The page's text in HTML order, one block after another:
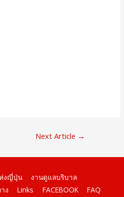
Next Article →
งญี่ปุ่น
งานดูแลบริบาล
ง
Links FACEBOOK FAQ